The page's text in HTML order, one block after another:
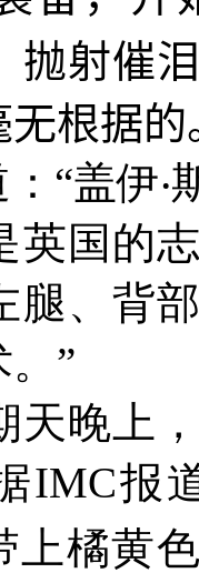
抛射催
根据的
“盖伊‧
英国的
腿、背
”
天晚上
IMC报
上橘黄